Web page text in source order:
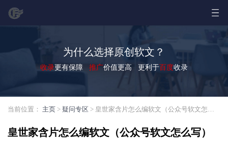
为什么选择原创软文？
收录更有保障 推广价值更高 更利于百度收录
当前位置： 主页 > 疑问专区 > 皇世家含片怎么编软文（公众号软文怎么写）
皇世家含片怎么编软文（公众号软文怎么写）